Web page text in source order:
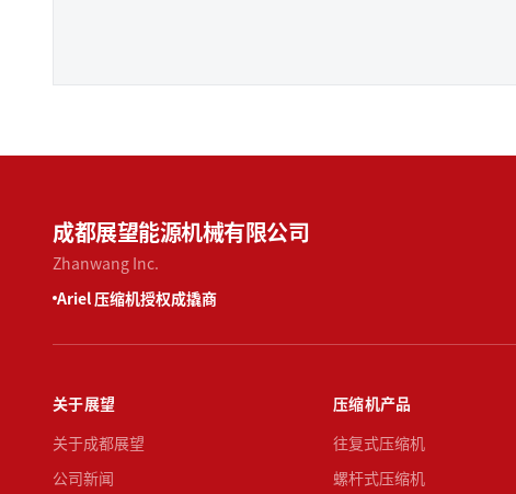
成都展望能源机械有限公司
Zhanwang Inc.
Ariel 压缩机授权成撬商
关于展望
关于成都展望
公司新闻
压缩机产品
往复式压缩机
螺杆式压缩机